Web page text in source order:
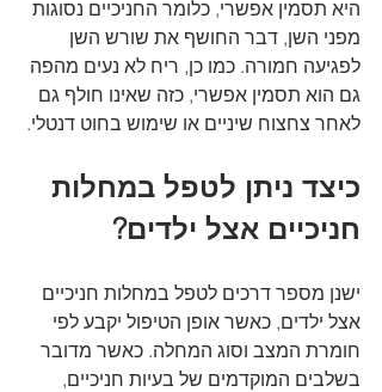
היא תסמין אפשרי, כלומר החניכיים נסוגות
מפני השן, דבר החושף את שורש השן
לפגיעה חמורה. כמו כן, ריח לא נעים מהפה
גם הוא תסמין אפשרי, כזה שאינו חולף גם
לאחר צחצוח שיניים או שימוש בחוט דנטלי.
כיצד ניתן לטפל במחלות
חניכיים אצל ילדים?
ישנן מספר דרכים לטפל במחלות חניכיים
אצל ילדים, כאשר אופן הטיפול יקבע לפי
חומרת המצב וסוג המחלה. כאשר מדובר
בשלבים המוקדמים של בעיות חניכיים,